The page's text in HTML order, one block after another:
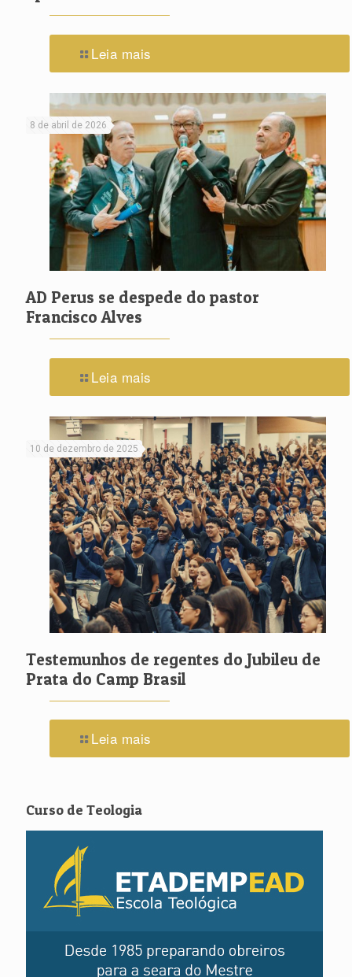
Leia mais
8 de abril de 2026
AD Perus se despede do pastor
Francisco Alves
Leia mais
10 de dezembro de 2025
Testemunhos de regentes do Jubileu de
Prata do Camp Brasil
Leia mais
Curso de Teologia